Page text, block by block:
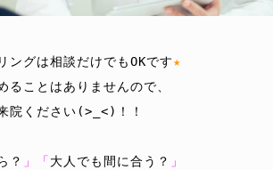
ングは相談だけでもOKです★
ることはありませんので、
院ください(>_<)！！
？ 」「 大人でも間に合う？ 」